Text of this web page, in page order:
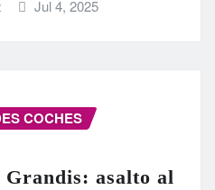
Jul 4, 2025
COCHES
asalto al